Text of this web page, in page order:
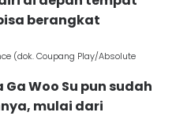
berangkat
(dok. Coupang Play/Absolute
Woo Su pun sudah
mulai dari